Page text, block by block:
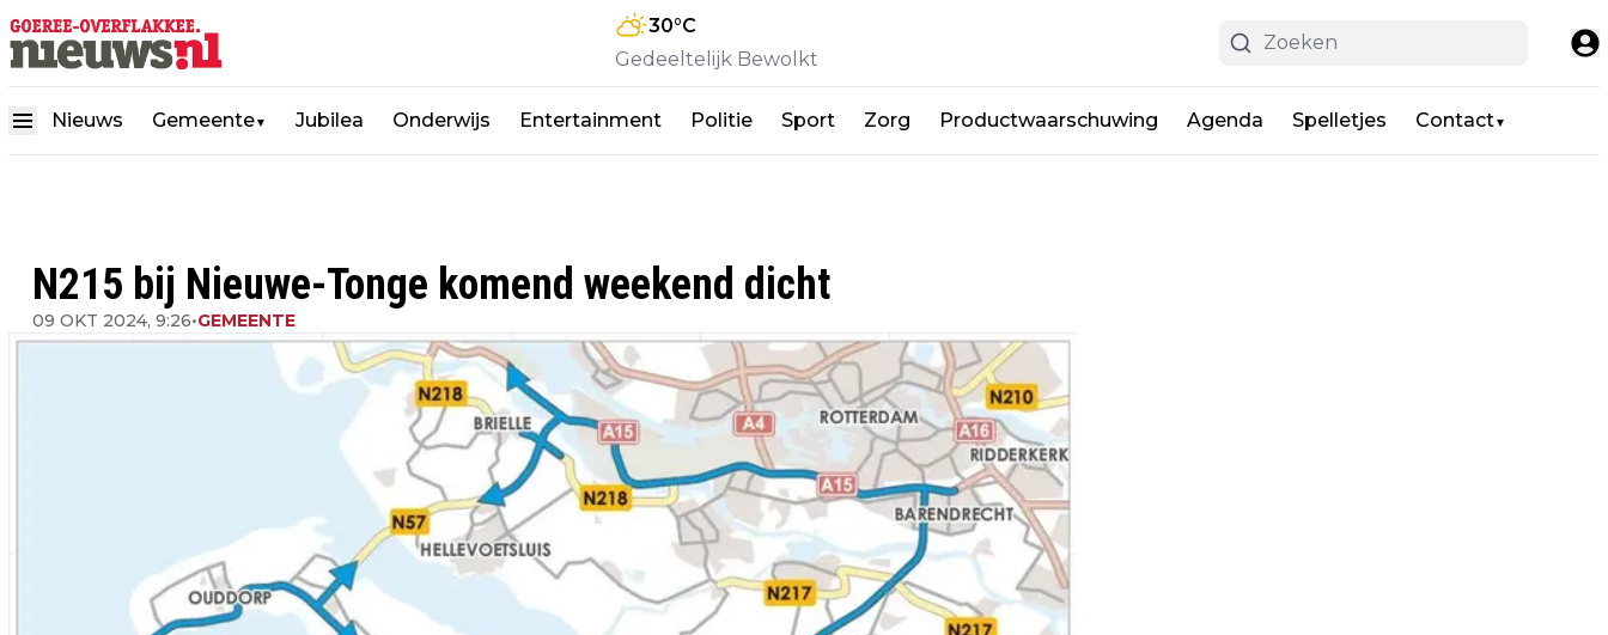
30°C
Gedeeltelijk Bewolkt
Nieuws Gemeente▼ Jubilea Onderwijs Entertainment Politie Sport Zorg Productwaarschuwing Agenda Spelletjes Contact▼
N215 bij Nieuwe-Tonge komend weekend dicht
09 OKT 2024, 9:26•GEMEENTE